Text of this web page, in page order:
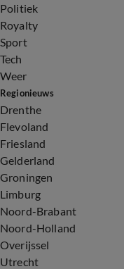
Politiek
Royalty
Sport
Tech
Weer
Regionieuws
Drenthe
Flevoland
Friesland
Gelderland
Groningen
Limburg
Noord-Brabant
Noord-Holland
Overijssel
Utrecht